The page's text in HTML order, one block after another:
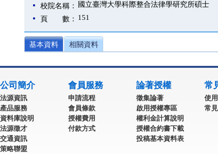
校院名稱：
國立臺灣大學科際整合法律學研究所碩士
頁 數： 151
基本資料 相關資料
公司簡介
法源資訊
產品服務
資料庫說明
法源徵才
交通資訊
策略聯盟
會員服務
申請流程
會員條款
授權費用
付款方式
論著授權
徵集論著
啟用授權專區
權利金計算說明
授權合約書下載
投稿基本資料表
常
使
常